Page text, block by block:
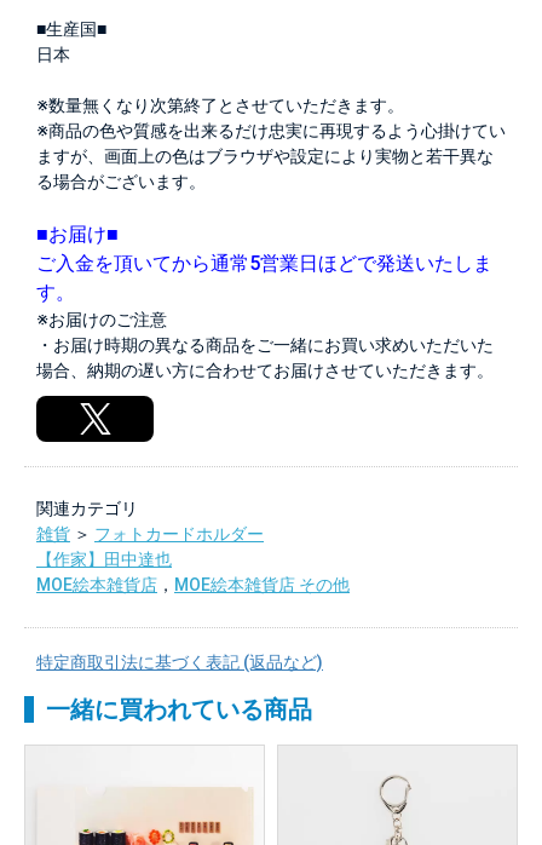
■生産国■
日本
※数量無くなり次第終了とさせていただきます。
※商品の色や質感を出来るだけ忠実に再現するよう心掛けてい
ますが、画面上の色はブラウザや設定により実物と若干異な
る場合がございます。
■お届け■
ご入金を頂いてから通常5営業日ほどで発送いたしま
す。
※お届けのご注意
・お届け時期の異なる商品をご一緒にお買い求めいただいた
場合、納期の遅い方に合わせてお届けさせていただきます。
関連カテゴリ
雑貨 ＞ フォトカードホルダー
【作家】田中達也
MOE絵本雑貨店 ， MOE絵本雑貨店 その他
特定商取引法に基づく表記 (返品など)
一緒に買われている商品